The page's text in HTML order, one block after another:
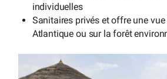
individuelles
Sanitaires privés et offre une vue
Atlantique ou sur la forêt